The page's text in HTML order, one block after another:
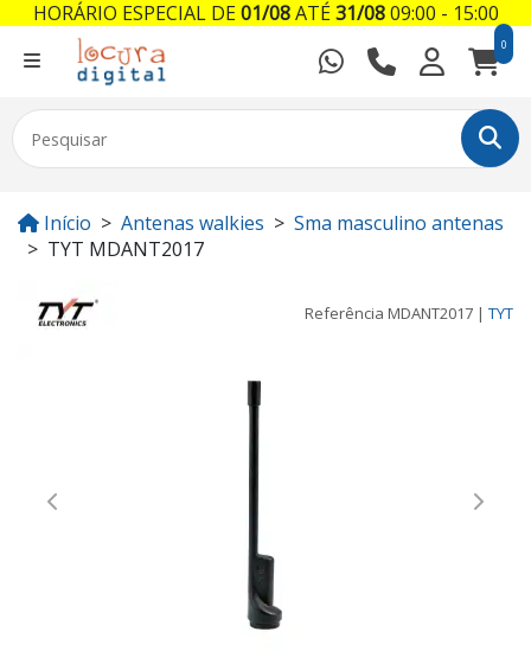
0
Início Antenas walkies
Sma masculino antenas
TYT MDANT2017
Referência MDANT2017 | TYT
Previous Next
HORÁRIO ESPECIAL DE01/08ATÉ31/0809:00 - 15:00